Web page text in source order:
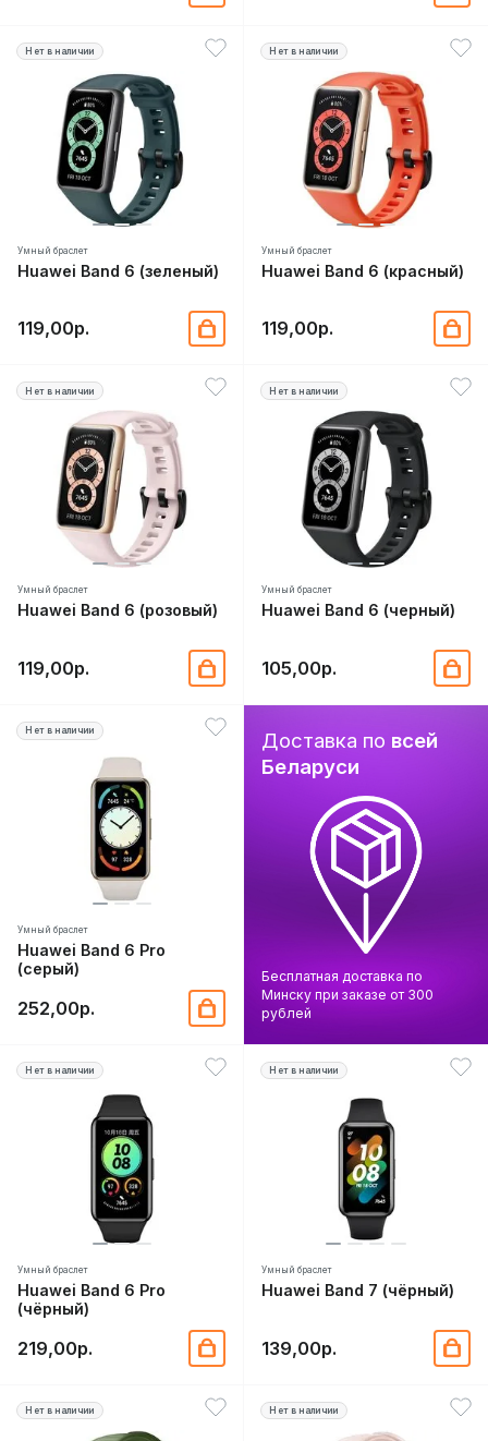
Нет в наличии
Умный браслет
Huawei Band 6 (зеленый)
119,00р.
Нет в наличии
Умный браслет
Huawei Band 6 (красный)
119,00р.
Нет в наличии
Умный браслет
Huawei Band 6 (розовый)
119,00р.
Нет в наличии
Умный браслет
Huawei Band 6 (черный)
105,00р.
Нет в наличии
Умный браслет
Huawei Band 6 Pro
(серый)
252,00р.
Доставка по всей
Беларуси
Бесплатная доставка по
Минску при заказе от 300
рублей
Нет в наличии
Умный браслет
Huawei Band 6 Pro
(чёрный)
219,00р.
Нет в наличии
Умный браслет
Huawei Band 7 (чёрный)
139,00р.
Нет в наличии Нет в наличии